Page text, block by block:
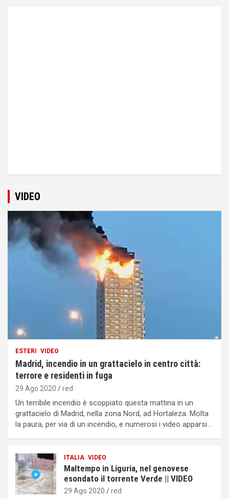
VIDEO
ESTERI VIDEO
Madrid, incendio in un grattacielo in centro città:
terrore e residenti in fuga
29 Ago 2020 red
Un terribile incendio è scoppiato questa mattina in un
grattacielo di Madrid, nella zona Nord, ad Hortaleza. Molta
la paura, per via di un incendio, e numerosi i video apparsi…
ITALIA VIDEO
Maltempo in Liguria, nel genovese
esondato il torrente Verde || VIDEO
29 Ago 2020 red